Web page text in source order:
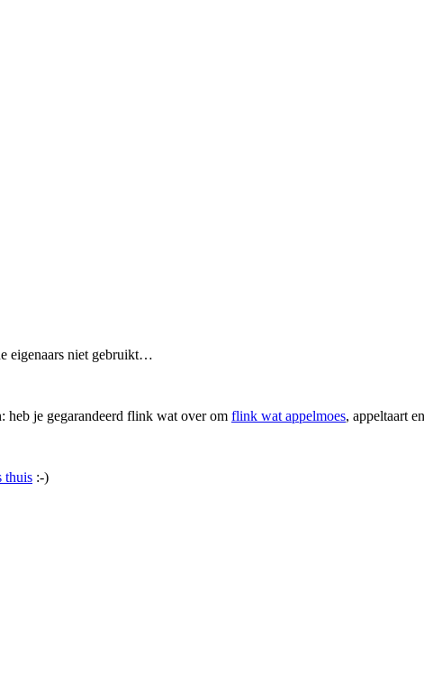
eigenaars niet gebruikt…
je gegarandeerd flink wat over om flink wat appelmoes, appeltaart
thuis :-)